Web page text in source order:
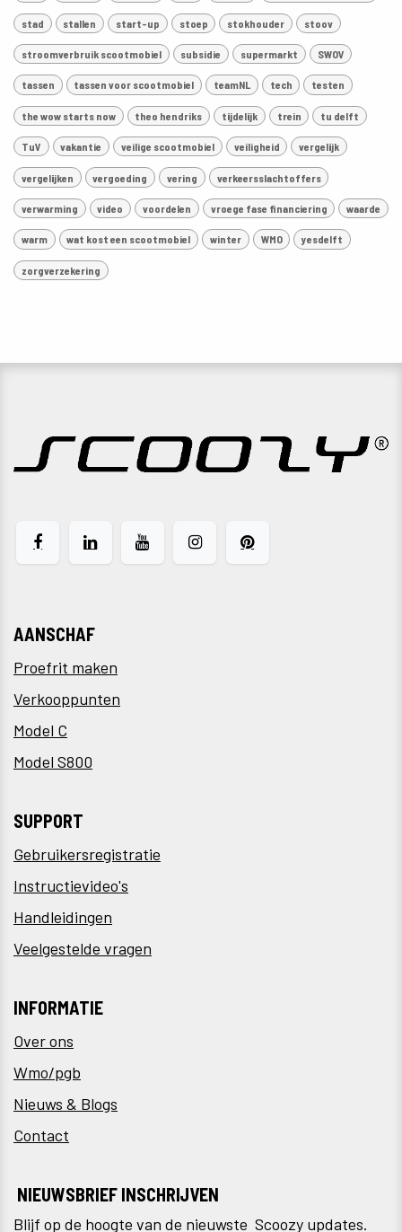
stad stallen start-up stoep stokhouder stoov
stroomverbruik scootmobiel subsidie supermarkt SWOV
tassen tassen voor scootmobiel teamNL tech testen
the wow starts now theo hendriks tijdelijk trein tu delft
TuV vakantie veilige scootmobiel veiligheid vergelijk
vergelijken vergoeding vering verkeersslachtoffers
verwarming video voordelen vroege fase financiering waarde
warm wat kost een scootmobiel winter WMO yesdelft
zorgverzekering
AANSCHAF
Proefrit maken
Verkooppunten
Model C
Model S800
SUPPORT
Gebruikersregistratie
Instructievideo's
Handleidingen
Veelgestelde vragen
INFORMATIE
Over ons
Wmo/pgb
Nieuws & Blogs
Contact
NIEUWSBRIEF INSCHRIJVEN
Blijf op de hoogte van de nieuwste Scoozy updates.